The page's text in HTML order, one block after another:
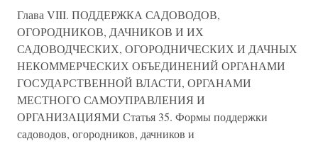
Глава VIII. ПОДДЕРЖКА САДОВОДОВ,
ОГОРОДНИКОВ, ДАЧНИКОВ И ИХ
САДОВОДЧЕСКИХ, ОГОРОДНИЧЕСКИХ И ДАЧНЫХ
НЕКОММЕРЧЕСКИХ ОБЪЕДИНЕНИЙ ОРГАНАМИ
ГОСУДАРСТВЕННОЙ ВЛАСТИ, ОРГАНАМИ
МЕСТНОГО САМОУПРАВЛЕНИЯ И
ОРГАНИЗАЦИЯМИ Статья 35. Формы поддержки
садоводов, огородников, дачников и